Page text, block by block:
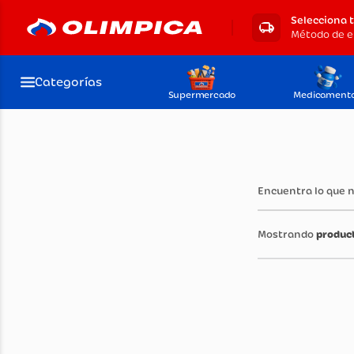
Selecciona
Método de
Categorías
Supermercado
Encuentra lo que